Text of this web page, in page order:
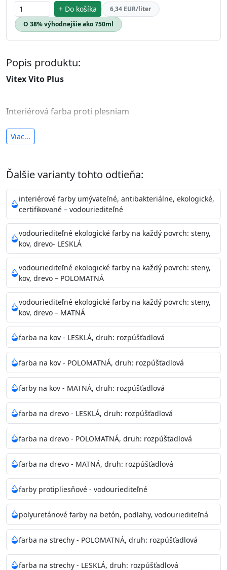
+ Do košíka
6,34 EUR/liter
O 38% výhodnejšie ako 750ml
Popis produktu:
Vitex Vito Plus
Interiérová farba proti plesniam
antibakteriálna a umývateľná
Je interiérová protiplesňová farba s iónmi
Vďaka svojmu špeciálnemu zloženiu
znižuje (o 99,9%) množstvo baktérií na povrchu náteru.
Preto jevhodná na nátery priestor s
vysokými nárokmi na hygienickú čistotu ako sú
nemocnice, pôrodnice, operačné
sály, potravinárske priestory, detské izby, školy,
škôlky, telocvične, a samozrejme je
vhodná aj do bežných priestorov. Je plne umývateľná
(trieda 2 podľa EN 13300) pri
zachovaní priedušnosti vodných pár z natretých
povrchov. Má vynikajúcu kryciu schopnosť,
vysokú výdatnosť a výborný rozliv. Je možné ju tónovať v
bohatej škále odtieňov.
Odtieň: Biela + je možné tónovať podľa RAL, NCS,
Pantone
Informácie k aplikácií
Pred použitím farbu narieďte do 10% vodou podľa
spôsobu aplikácie. Dobre premiešajte a občas opakujte
aj počas náteru. Naneste jednu
vrstvu štetcom, valčekom alebo striekacou pištoľou
farba zasychá na dotyk po 30-60min./23°C po
dokonalom preschnutí minimálne 3-
4hod/23°C je možné aplikovať ďalšiu vrstvu náteru.
Doba schnutia je závislá na poveternostných
podmienkach s vyššou vlhkosťou a nižšou
teplotou sa doba schnutia predlžuje.
Neaplikujte pri teplote pod 5°C a nad teplotu 35°C alebo
Viac...
Ďalšie varianty tohto odtieňa:
interiérové farby umývateľné, antibakteriálne, ekologické,
certifikované – vodouriediteľné
vodouriediteľné ekologické farby na každý povrch: steny,
kov, drevo- LESKLÁ
vodouriediteľné ekologické farby na každý povrch: steny,
kov, drevo – POLOMATNÁ
vodouriediteľné ekologické farby na každý povrch: steny,
kov, drevo – MATNÁ
farba na kov - LESKLÁ, druh: rozpúšťadlová
farba na kov - POLOMATNÁ, druh: rozpúšťadlová
farby na kov - MATNÁ, druh: rozpúšťadlová
farba na drevo - LESKLÁ, druh: rozpúšťadlová
farba na drevo - POLOMATNÁ, druh: rozpúšťadlová
farba na drevo - MATNÁ, druh: rozpúšťadlová
farby protipliesňové - vodouriediteľné
polyuretánové farby na betón, podlahy, vodouriediteľná
farba na strechy - POLOMATNÁ, druh: rozpúšťadlová
farba na strechy - LESKLÁ, druh: rozpúšťadlová